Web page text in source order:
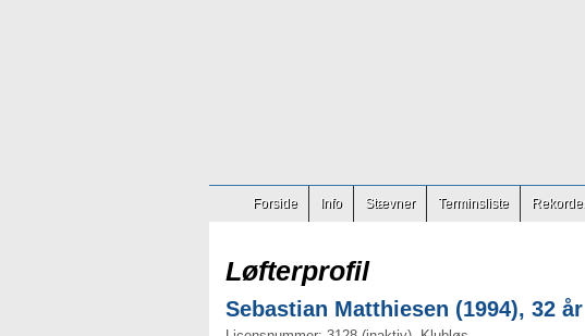
Forside Info Stævner Terminsliste
Løfterprofil
Sebastian Matthiesen (1994), 32 år